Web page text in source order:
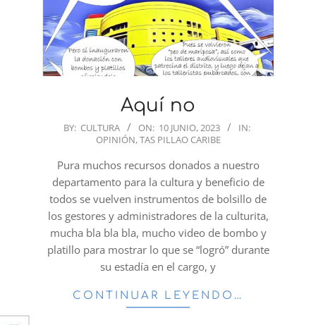
Aquí no
2023-BY: CULTURA ON: 10 JUNIO, 2023
IN:
OPINIÓN,TAS PILLAO CARIBE
Pura muchos recursos donados a nuestro
departamento para la cultura y beneficio de
todos se vuelven instrumentos de bolsillo de
los gestores y administradores de la culturita,
mucha bla bla bla, mucho video de bombo y
platillo para mostrar lo que se “logró” durante
su estadía en el cargo, y
CONTINUAR LEYENDO…